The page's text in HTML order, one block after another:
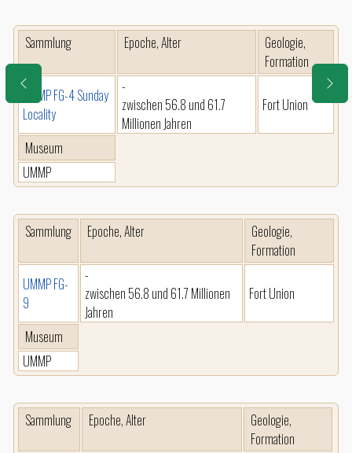
Sammlung Epoche, Alter
Geologie,
Formation
UMMP FG-4 Sunday
Locality
-
zwischen 56.8 und 61.7
Millionen Jahren
Fort Union
Museum
UMMP
Sammlung Epoche, Alter
Geologie,
Formation
UMMP FG-
9
-
zwischen 56.8 und 61.7 Millionen
Jahren
Fort Union
Museum
UMMP
Sammlung Epoche, Alter
Geologie,
Formation